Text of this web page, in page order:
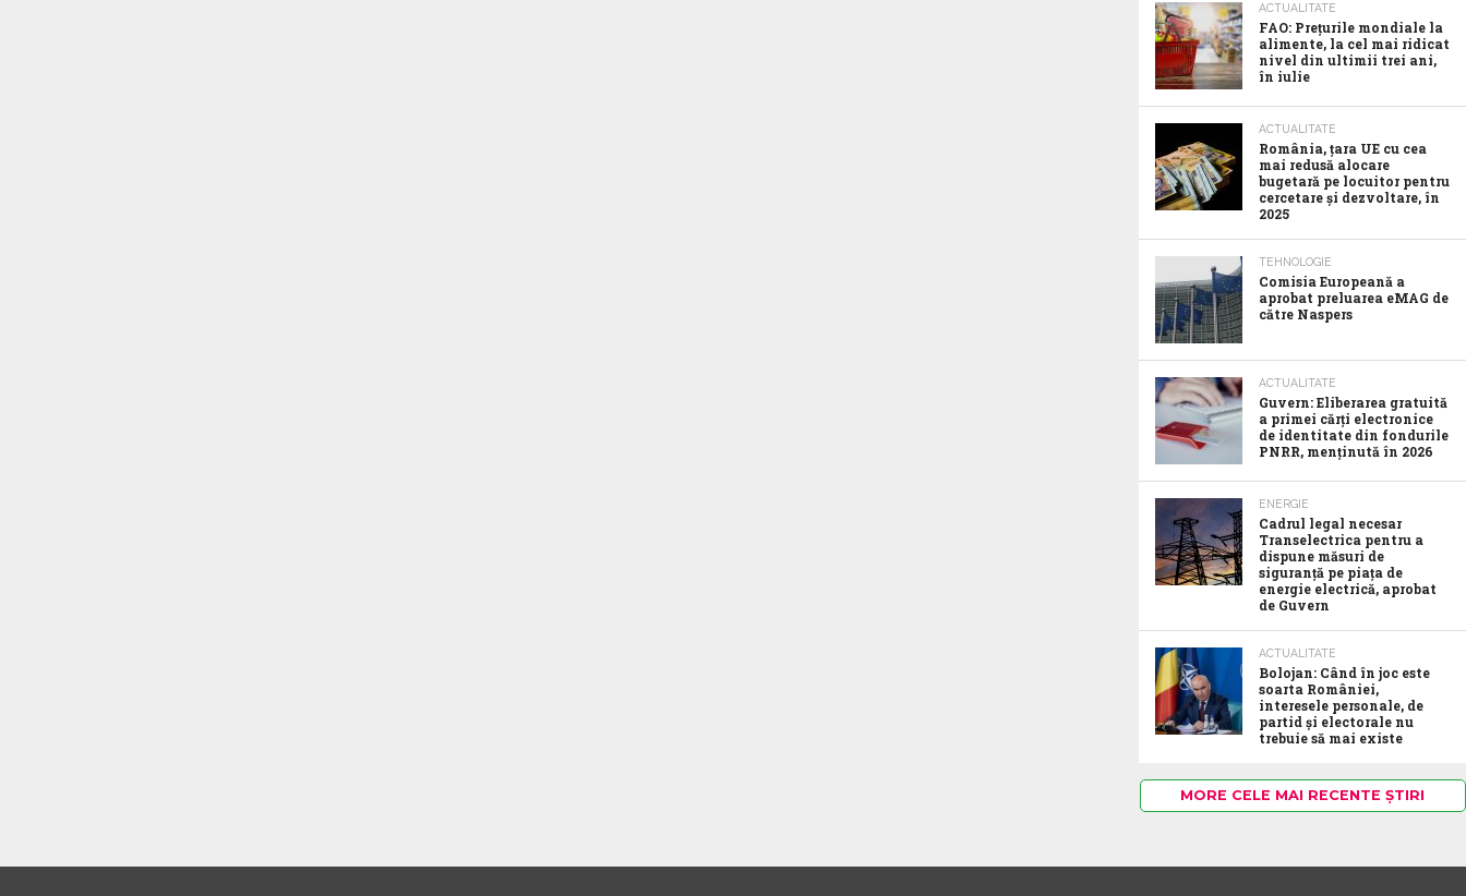
ACTUALITATE
FAO: Prețurile mondiale la
alimente, la cel mai ridicat
nivel din ultimii trei ani,
în iulie
ACTUALITATE
România, țara UE cu cea
mai redusă alocare
bugetară pe locuitor pentru
cercetare și dezvoltare, în
2025
TEHNOLOGIE
Comisia Europeană a
aprobat preluarea eMAG de
către Naspers
ACTUALITATE
Guvern: Eliberarea gratuită
a primei cărți electronice
de identitate din fondurile
PNRR, menținută în 2026
ENERGIE
Cadrul legal necesar
Transelectrica pentru a
dispune măsuri de
siguranță pe piața de
energie electrică, aprobat
de Guvern
ACTUALITATE
Bolojan: Când în joc este
soarta României,
interesele personale, de
partid și electorale nu
trebuie să mai existe
MORE CELE MAI RECENTE ȘTIRI